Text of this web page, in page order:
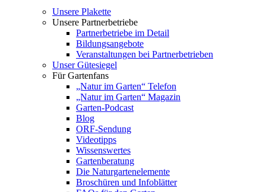
Unsere Plakette
Unsere Partnerbetriebe
Partnerbetriebe im Detail
Bildungsangebote
Veranstaltungen bei Partnerbetrieben
Unser Gütesiegel
Für Gartenfans
„Natur im Garten“ Telefon
„Natur im Garten“ Magazin
Garten-Podcast
Blog
ORF-Sendung
Videotipps
Wissenswertes
Gartenberatung
Die Naturgartenelemente
Broschüren und Infoblätter